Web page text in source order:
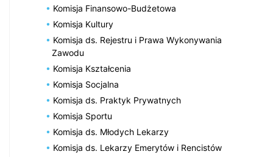
Komisja Finansowo-Budżetowa
Komisja Kultury
Komisja ds. Rejestru i Prawa Wykonywania
Zawodu
Komisja Kształcenia
Komisja Socjalna
Komisja ds. Praktyk Prywatnych
Komisja Sportu
Komisja ds. Młodych Lekarzy
Komisja ds. Lekarzy Emerytów i Rencistów